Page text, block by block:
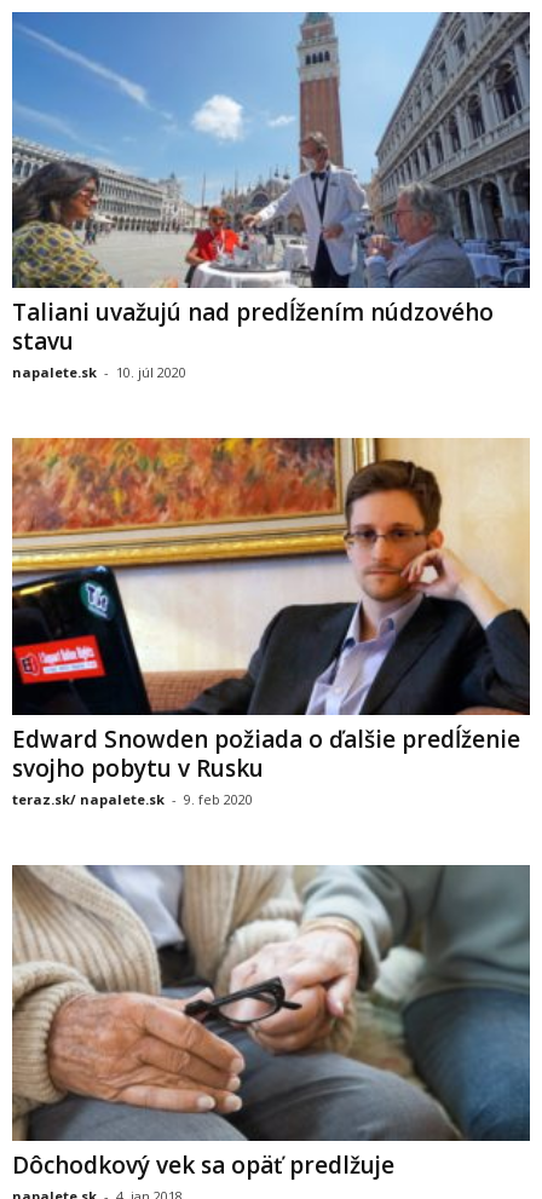
Taliani uvažujú nad predĺžením núdzového
stavu
napalete.sk - 10. júl 2020
Edward Snowden požiada o ďalšie predĺženie
svojho pobytu v Rusku
teraz.sk/ napalete.sk - 9. feb 2020
Dôchodkový vek sa opäť predlžuje